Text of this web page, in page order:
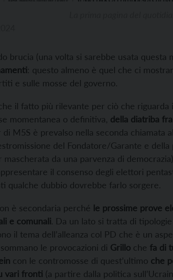
brucia (una volta si sarebbe usata questa
: questo almeno è quel che ci
e sulle mosse del governo.
il fatto più rilevante per ciò che riguarda
momentanea o definitiva, della diatriba
di M5S è prevalso nella seconda
del Fondatore/Garante e
mascherata da una parvenza di
il consenso degli elettori
qualche dubbio dovrebbe farlo sorgere.
è secondaria perché le prossime prove
e comunali. Da un lato si tratta di
il tema dell’alleanza col PD che è un
le provocazioni di Grillo che fa di
con le contromosse di quest’ultimo che
vari fronti (a partire dalla politica